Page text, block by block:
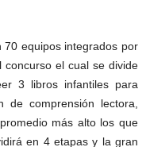
equipos integrados por
el cual se divide
3 libros infantiles para
de comprensión lectora,
más alto los que
en 4 etapas y la gran